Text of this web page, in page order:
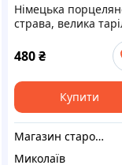
Німецька
страва, велика
Porzellanfabrik
Winterling A.G.,
Німеччина
480₴
Купити
Магазин старовини та вінтажу "Антикварна лавка"
Миколаїв